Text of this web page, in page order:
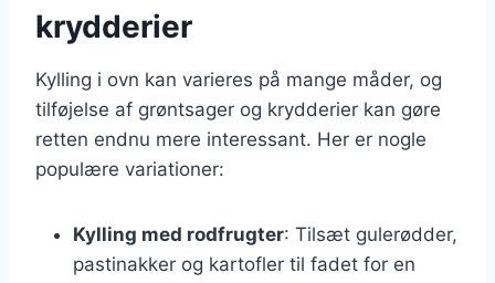
krydderier
Kylling i ovn kan varieres på mange måder, og
tilføjelse af grøntsager og krydderier kan gøre
retten endnu mere interessant. Her er nogle
populære variationer:
Kylling med rodfrugter: Tilsæt gulerødder,
pastinakker og kartofler til fadet for en